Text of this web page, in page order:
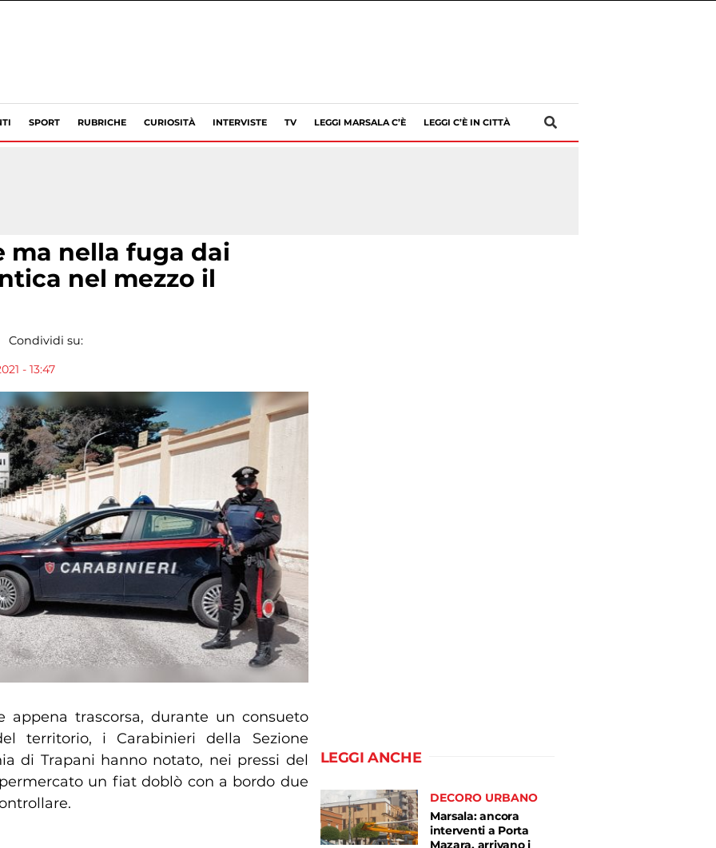
SPORT RUBRICHE CURIOSITÀ INTERVISTE TV LEGGI MARSALA C’È LEGGI C’È IN CITTÀ
ma nella fuga dai
nel mezzo il
Condividi su:
- 13:47
appena trascorsa, durante un consueto
territorio, i Carabinieri della Sezione
di Trapani hanno notato, nei pressi del
un fiat doblò con a bordo due
LEGGI ANCHE
DECORO URBANO
Marsala: ancora
interventi a Porta
Mazara, arrivano i